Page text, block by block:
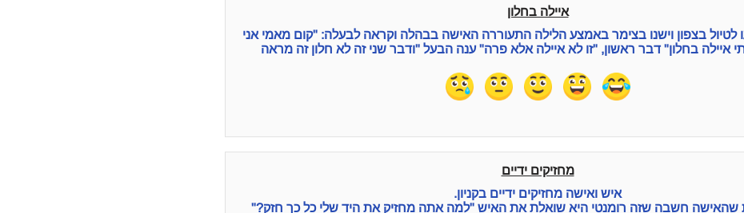
איילה בחלון
לטיול בצפון וישנו בצימר באמצע הלילה התעוררה האישה בבהלה וקראה לבעלה: "קום מאמי אני
איילה בחלון" דבר ראשון, "זו לא איילה אלא פרה" ענה הבעל "ודבר שני זה לא חלון זה מראה
מחזיקים ידיים
איש ואישה מחזיקים ידיים בקניון.
שהאישה חשבה שזה רומנטי היא שואלת את האיש "למה אתה מחזיק את היד שלי כל כך חזק?"